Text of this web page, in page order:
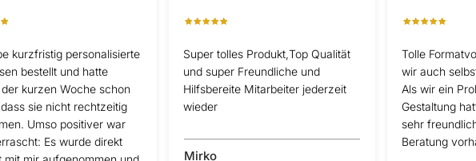
kurzfristig personalisierte
bestellt und hatte
kurzen Woche schon
sie nicht rechtzeitig
Umso positiver war
Es wurde direkt
Super tolles Produkt,Top Qualität
und super Freundliche und
Hilfsbereite Mitarbeiter jederzeit
wieder
Mirko
Tolle
wir auch
Als wir ein
Gestaltung
sehr
Beratung